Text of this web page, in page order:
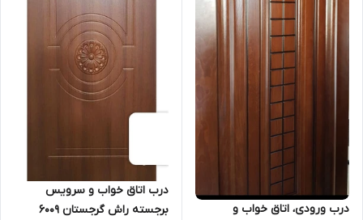
درب ورودی، اتاق خواب و
درب اتاق خواب و سرویس
برجسته راش گرجستان ۶۰۰۹